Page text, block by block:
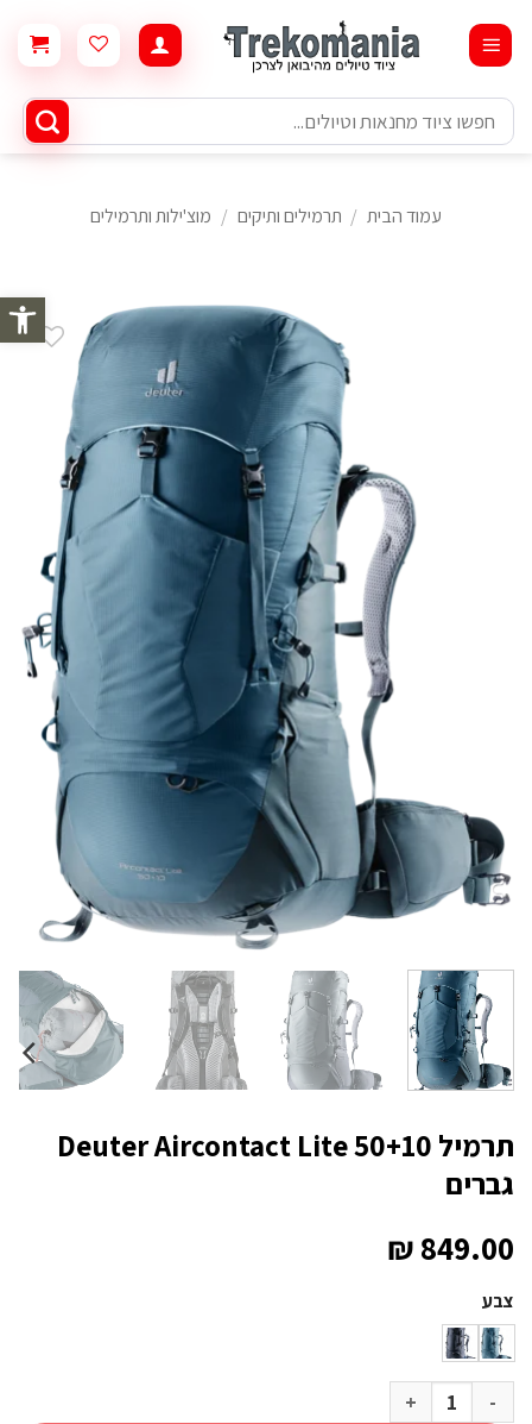
פתח
content
חיפוש
עבור:
עמוד הבית / תרמילים ותיקים / מוצ'ילות ותרמילים
תרמיל Deuter Aircontact Lite 50+10
גברים
₪849.00
צבע
כמות של תרמיל Deuter Aircontact Lite 50+10 גברים